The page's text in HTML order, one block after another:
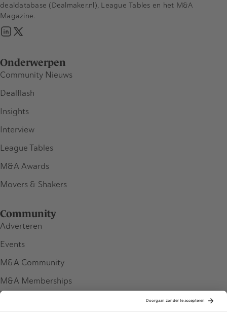
Onderwerpen
Community Nieuws
Dealflash
Insights
Interview
League Tables
M&A Awards
Movers & Shakers
Community
Adverteren
Events
M&A Community
M&A Memberships
dealdatabase (Dealmaker.nl), League Tables en het M&A
Magazine.